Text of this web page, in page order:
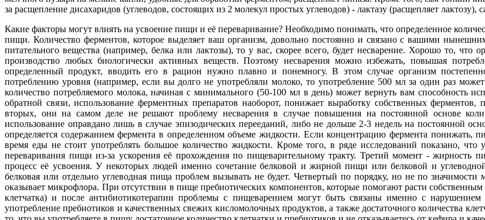
за расщепление дисахаридов (углеводов, состоящих из 2 молекул простых углеводов) - лактазу (расщепляет лактозу),
Какие факторы могут влиять на усвоение пищи и её переваривание? Необходимо понимать, что определенное
пищи. Количество ферментов, которое выделяет ваш организм, довольно постоянно и связано с вашими
питательного вещества (например, белка или лактозы), то у вас, скорее всего, будет несварение. Хорошо то, что
производство любых биологически активных веществ. Поэтому несварения можно избежать, повышая
определенный продукт, вводить его в рацион нужно плавно и понемногу. В этом случае организм
потреблению уровня (например, если вы долго не употребляли молоко, то употребление 500 мл за один раз
количество потребляемого молока, начиная с минимального (50-100 мл в день) может вернуть вам способность
обратной связи, использование ферментных препаратов наоборот, понижает выработку собственных ферментов,
вторых, они на самом деле не решают проблему несварения в случае повышения на постоянной основе
использование оправдано лишь в случае эпизодических перееданий, либо не дольше 2-3 недель на постоянной
определяется содержанием фермента в определенном объеме жидкости. Если концентрацию фермента понижать,
время еды не стоит употреблять большое количество жидкости. Кроме того, в ряде исследований показано,
переваривания пищи из-за ускорения её прохождения по пищеварительному тракту. Третий момент - жирность
процесс её усвоения. У некоторых людей именно сочетание белковой и жирной пищи или белковой и
белковая или отдельно углеводная пища проблем вызывать не будет. Четвертый по порядку, но не по
оказывает микрофлора. При отсутствии в пище пребиотических компонентов, которые помогают расти
клетчатка) и после антибиотикотерапии проблемы с пищеварением могут быть связаны именно с
употребление пребиотиков и качественных свежих кисломолочных продуктов, а также достаточного количества